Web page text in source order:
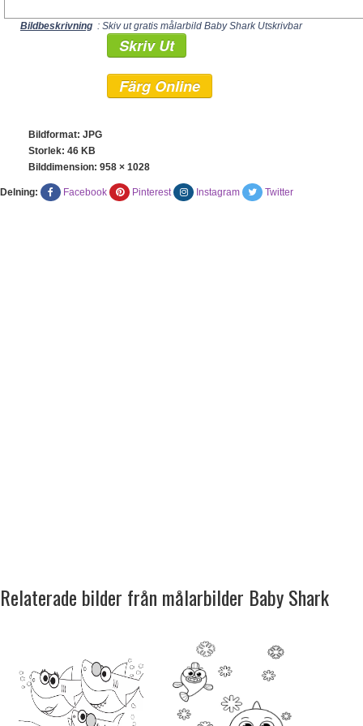
Bildbeskrivning : Skiv ut gratis målarbild Baby Shark Utskrivbar
Skriv Ut
Färg Online
Bildformat: JPG
Storlek: 46 KB
Bilddimension: 958 × 1028
Delning: Facebook Pinterest Instagram Twitter
Relaterade bilder från målarbilder Baby Shark